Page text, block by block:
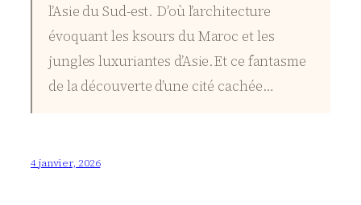
l’Asie du Sud-est. D’où l’architecture
évoquant les ksours du Maroc et les
jungles luxuriantes d’Asie.Et ce fantasme
de la découverte d’une cité cachée…
4 janvier, 2026